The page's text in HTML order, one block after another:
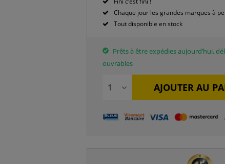
Chaque jour les grandes marques à
Tout disponible en stock
Prêts à être expédies aujourd’hui,
ouvrables
AJOUTER AU